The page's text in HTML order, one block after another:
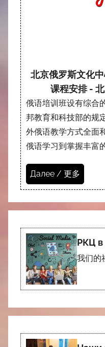
北京俄罗斯文化
课程安排 -
俄语培训班设有综合
邦教育和科技部的规
外俄语教学方式全面
俄语学习到掌握丰富
Далее / 更多
РКЦ в
我们的